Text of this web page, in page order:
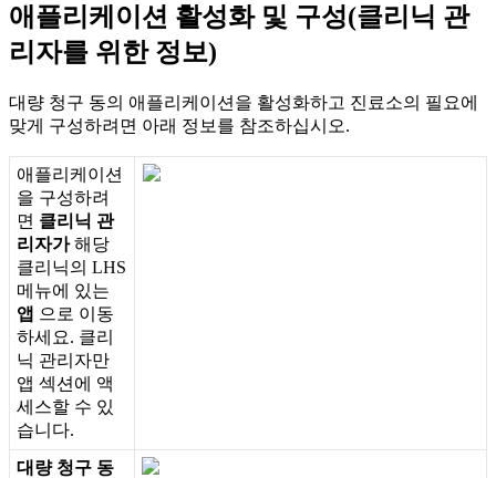
애 플리 케 이 션 활성화 및 구성(클리 닉 관
리 자를 위 한 정보)
대 량 청구 동의 애 플리 케 이 션 을 활성화하고 진 료소의 필 요에
맞게 구성하려 면 아래 정 보 를 참조하십시 오.
애 플리 케 이 션
을 구성하려
면 클리 닉 관
리자가 해 당
클리 닉의 LHS
메 뉴에 있는
앱 으 로 이 동
하세 요. 클리
닉 관리 자만
앱 섹션 에 액
세 스할 수 있
습니 다.
대 량 청구 동